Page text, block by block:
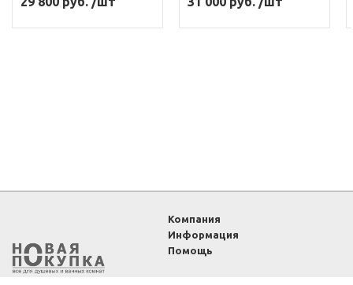
Компания
Информация
Помощь